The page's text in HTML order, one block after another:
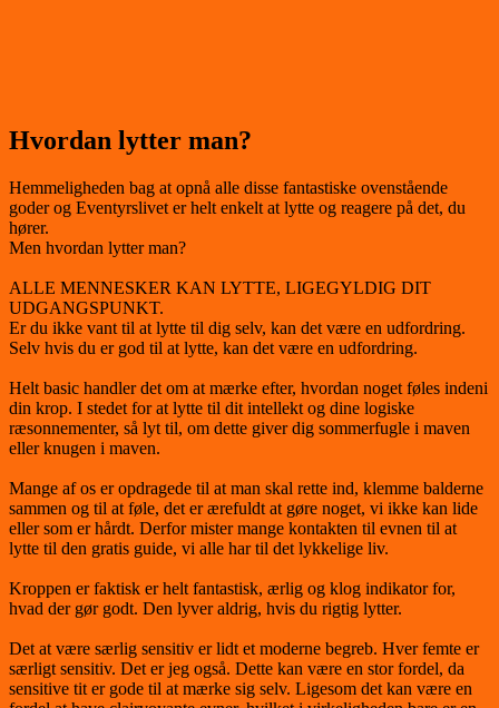
Hvordan lytter man?
Hemmeligheden bag at opnå alle disse fantastiske ovenstående
goder og Eventyrslivet er helt enkelt at lytte og reagere på det, du
hører.
Men hvordan lytter man?
ALLE MENNESKER KAN LYTTE, LIGEGYLDIG DIT
UDGANGSPUNKT.
Er du ikke vant til at lytte til dig selv, kan det være en udfordring.
Selv hvis du er god til at lytte, kan det være en udfordring.
Helt basic handler det om at mærke efter, hvordan noget føles indeni
din krop. I stedet for at lytte til dit intellekt og dine logiske
ræsonnementer, så lyt til, om dette giver dig sommerfugle i maven
eller knugen i maven.
Mange af os er opdragede til at man skal rette ind, klemme balderne
sammen og til at føle, det er ærefuldt at gøre noget, vi ikke kan lide
eller som er hårdt. Derfor mister mange kontakten til evnen til at
lytte til den gratis guide, vi alle har til det lykkelige liv.
Kroppen er faktisk er helt fantastisk, ærlig og klog indikator for,
hvad der gør godt. Den lyver aldrig, hvis du rigtig lytter.
Det at være særlig sensitiv er lidt et moderne begreb. Hver femte er
særligt sensitiv. Det er jeg også. Dette kan være en stor fordel, da
sensitive tit er gode til at mærke sig selv. Ligesom det kan være en